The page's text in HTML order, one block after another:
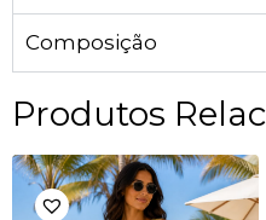
Composição
Produtos